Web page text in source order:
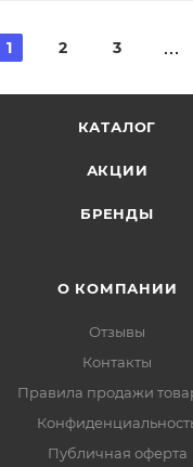
1 2 3
КАТАЛОГ
АКЦИИ
БРЕНДЫ
О КОМПАНИИ
Отзывы
Контакты
Правила продажи
Публичная оферта